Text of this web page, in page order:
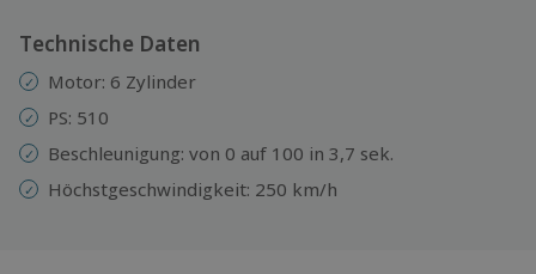
Technische Daten
Motor: 6 Zylinder
PS: 510
Beschleunigung: von 0 auf 100 in 3,7 sek.
Höchstgeschwindigkeit: 250 km/h